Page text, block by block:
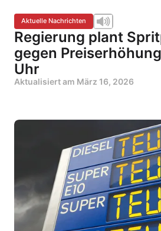
Aktuelle Nachrichten
Regierung plant
gegen
Uhr
Aktualisiert am März 16, 2026